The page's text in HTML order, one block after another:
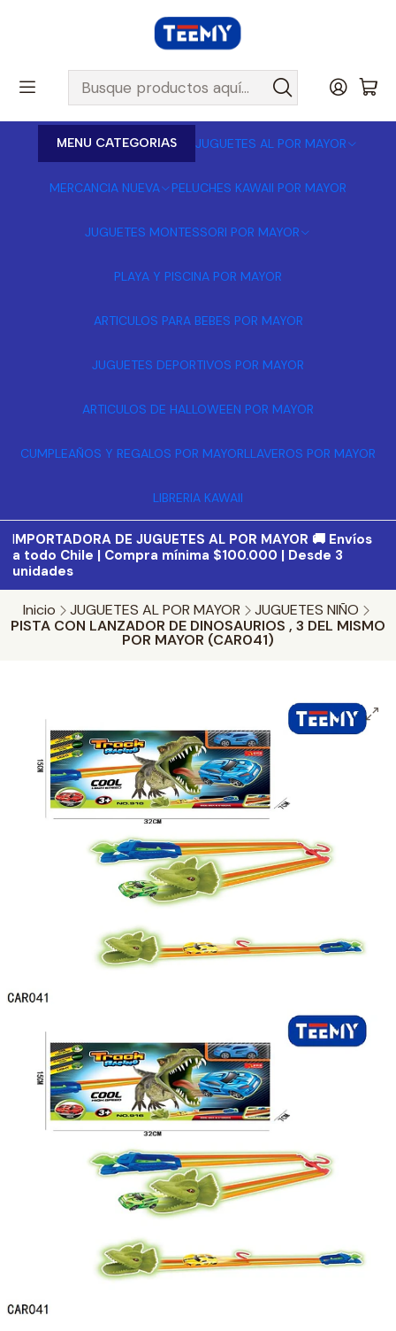
MENU CATEGORIAS JUGUETES AL POR MAYOR
MERCANCIA NUEVA PELUCHES KAWAII POR MAYOR
JUGUETES MONTESSORI POR MAYOR
PLAYA Y PISCINA POR MAYOR
ARTICULOS PARA BEBES POR MAYOR
JUGUETES DEPORTIVOS POR MAYOR
ARTICULOS DE HALLOWEEN POR MAYOR
CUMPLEAÑOS Y REGALOS POR MAYORLLAVEROS POR MAYOR
LIBRERIA KAWAII
IMPORTADORA DE JUGUETES AL POR MAYOR 🚚 Envíos
a todo Chile | Compra mínima $100.000 | Desde 3
unidades
Inicio JUGUETES AL POR MAYOR
JUGUETES NIÑO
PISTA CON LANZADOR DE DINOSAURIOS , 3 DEL MISMO
POR MAYOR (CAR041)